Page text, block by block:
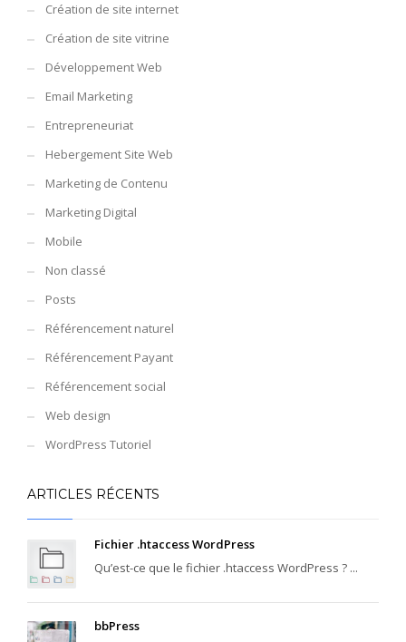
Création de site internet
Création de site vitrine
Développement Web
Email Marketing
Entrepreneuriat
Hebergement Site Web
Marketing de Contenu
Marketing Digital
Mobile
Non classé
Posts
Référencement naturel
Référencement Payant
Référencement social
Web design
WordPress Tutoriel
ARTICLES RÉCENTS
Fichier .htaccess WordPress
Qu’est-ce que le fichier .htaccess WordPress ? ...
bbPress